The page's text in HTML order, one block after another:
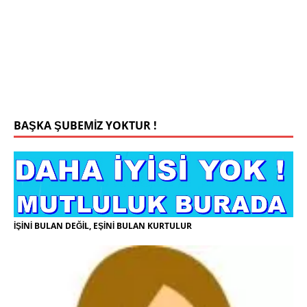
BAŞKA ŞUBEMİZ YOKTUR !
İŞİNİ BULAN DEĞİL, EŞİNİ BULAN KURTULUR